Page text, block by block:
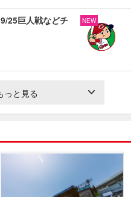
25巨人戦などチ
NEW
っと見る